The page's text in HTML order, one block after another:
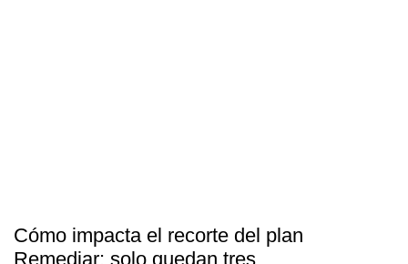
Cómo impacta el recorte del plan
Remediar: solo quedan tres